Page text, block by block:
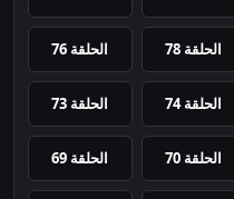
الحلقة 78 الحلقة 76
الحلقة 74 الحلقة 73
الحلقة 70 الحلقة 69